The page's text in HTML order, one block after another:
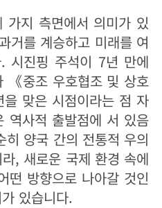
지 측면에서 의미가 있
거를 계승하고 미래를 여
시진핑 주석이 7년 만에
《중조 우호협조 및 상호
맞은 시점이라는 점 자
역사적 출발점에 서 있음
양국 간의 전통적 우의
, 새로운 국제 환경 속에
떤 방향으로 나아갈 것인
있습니다.